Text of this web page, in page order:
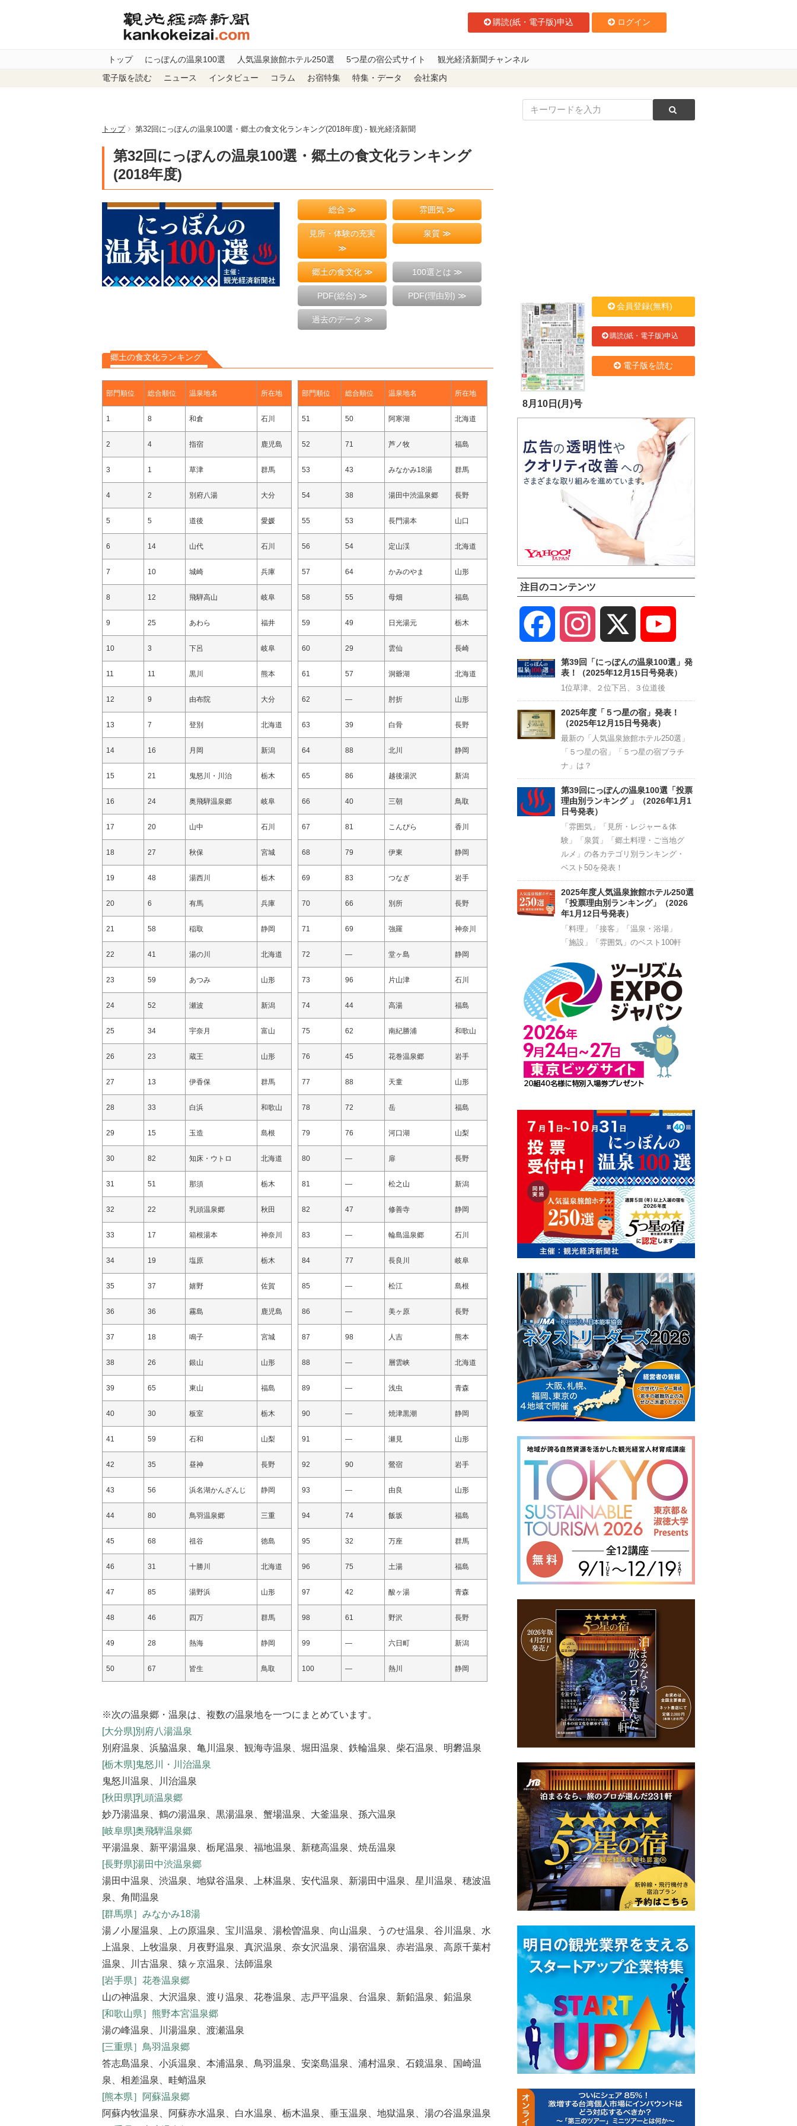
購読(紙・電子版)申込 ログイン
トップ にっぽんの温泉100選 人気温泉旅館ホテル250選 5つ星の宿公式サイト 観光経済新聞チャンネル
電子版を読む ニュース インタビュー コラム お宿特集 特集・データ 会社案内
トップ 第32回にっぽんの温泉100選・郷土の食文化ランキング(2018年度) - 観光経済新聞
第32回にっぽんの温泉100選・郷土の食文化ランキング
(2018年度)
総合 ≫ 雰囲気 ≫
見所・体験の充実
≫
泉質 ≫
郷土の食文化 ≫ 100選とは ≫
PDF(総合) ≫ PDF(理由別) ≫
過去のデータ ≫
郷土の食文化ランキング
部門順位 総合順位 温泉地名 所在地
1 8 和倉 石川
2 4 指宿 鹿児島
3 1 草津 群馬
4 2 別府八湯 大分
5 5 道後 愛媛
6 14 山代 石川
7 10 城崎 兵庫
8 12 飛騨高山 岐阜
9 25 あわら 福井
10 3 下呂 岐阜
11 11 黒川 熊本
12 9 由布院 大分
13 7 登別 北海道
14 16 月岡 新潟
15 21 鬼怒川・川治 栃木
16 24 奥飛騨温泉郷 岐阜
17 20 山中 石川
18 27 秋保 宮城
19 48 湯西川 栃木
20 6 有馬 兵庫
21 58 稲取 静岡
22 41 湯の川 北海道
23 59 あつみ 山形
24 52 瀬波 新潟
25 34 宇奈月 富山
26 23 蔵王 山形
27 13 伊香保 群馬
28 33 白浜 和歌山
29 15 玉造 島根
30 82 知床・ウトロ 北海道
31 51 那須 栃木
32 22 乳頭温泉郷 秋田
33 17 箱根湯本 神奈川
34 19 塩原 栃木
35 37 嬉野 佐賀
36 36 霧島 鹿児島
37 18 鳴子 宮城
38 26 銀山 山形
39 65 東山 福島
40 30 板室 栃木
41 59 石和 山梨
42 35 昼神 長野
43 56 浜名湖かんざんじ 静岡
44 80 鳥羽温泉郷 三重
45 68 祖谷 徳島
46 31 十勝川 北海道
47 85 湯野浜 山形
48 46 四万 群馬
49 28 熱海 静岡
50 67 皆生 鳥取
部門順位 総合順位 温泉地名 所在地
51 50 阿寒湖 北海道
52 71 芦ノ牧 福島
53 43 みなかみ18湯 群馬
54 38 湯田中渋温泉郷 長野
55 53 長門湯本 山口
56 54 定山渓 北海道
57 64 かみのやま 山形
58 55 母畑 福島
59 49 日光湯元 栃木
60 29 雲仙 長崎
61 57 洞爺湖 北海道
62 — 肘折 山形
63 39 白骨 長野
64 88 北川 静岡
65 86 越後湯沢 新潟
66 40 三朝 鳥取
67 81 こんぴら 香川
68 79 伊東 静岡
69 83 つなぎ 岩手
70 66 別所 長野
71 69 強羅 神奈川
72 — 堂ヶ島 静岡
73 96 片山津 石川
74 44 高湯 福島
75 62 南紀勝浦 和歌山
76 45 花巻温泉郷 岩手
77 88 天童 山形
78 72 岳 福島
79 76 河口湖 山梨
80 — 扉 長野
81 — 松之山 新潟
82 47 修善寺 静岡
83 — 輪島温泉郷 石川
84 77 長良川 岐阜
85 — 松江 島根
86 — 美ヶ原 長野
87 98 人吉 熊本
88 — 層雲峡 北海道
89 — 浅虫 青森
90 — 焼津黒潮 静岡
91 — 瀬見 山形
92 90 鶯宿 岩手
93 — 由良 山形
94 74 飯坂 福島
95 32 万座 群馬
96 75 土湯 福島
97 42 酸ヶ湯 青森
98 61 野沢 長野
99 — 六日町 新潟
100 — 熱川 静岡
※次の温泉郷・温泉は、複数の温泉地を一つにまとめています。
[大分県]別府八湯温泉
別府温泉、浜脇温泉、亀川温泉、観海寺温泉、堀田温泉、鉄輪温泉、柴石温泉、明礬温泉
[栃木県]鬼怒川・川治温泉
鬼怒川温泉、川治温泉
[秋田県]乳頭温泉郷
妙乃湯温泉、鶴の湯温泉、黒湯温泉、蟹場温泉、大釜温泉、孫六温泉
[岐阜県]奥飛騨温泉郷
平湯温泉、新平湯温泉、栃尾温泉、福地温泉、新穂高温泉、焼岳温泉
[長野県]湯田中渋温泉郷
湯田中温泉、渋温泉、地獄谷温泉、上林温泉、安代温泉、新湯田中温泉、星川温泉、穂波温
泉、角間温泉
[群馬県］みなかみ18湯
湯ノ小屋温泉、上の原温泉、宝川温泉、湯桧曽温泉、向山温泉、うのせ温泉、谷川温泉、水
上温泉、上牧温泉、月夜野温泉、真沢温泉、奈女沢温泉、湯宿温泉、赤岩温泉、高原千葉村
温泉、川古温泉、猿ヶ京温泉、法師温泉
[岩手県］花巻温泉郷
山の神温泉、大沢温泉、渡り温泉、花巻温泉、志戸平温泉、台温泉、新鉛温泉、鉛温泉
[和歌山県］熊野本宮温泉郷
湯の峰温泉、川湯温泉、渡瀬温泉
[三重県］鳥羽温泉郷
答志島温泉、小浜温泉、本浦温泉、鳥羽温泉、安楽島温泉、浦村温泉、石鏡温泉、国崎温
泉、相差温泉、畦蛸温泉
[熊本県］阿蘇温泉郷
阿蘇内牧温泉、阿蘇赤水温泉、白水温泉、栃木温泉、垂玉温泉、地獄温泉、湯の谷温泉温泉
8月10日(月)号
会員登録(無料)
購読(紙・電子版)申込
電子版を読む
注目のコンテンツ
Facebook Instagram
Channel
第39回「にっぽんの温泉100選」発
表！（2025年12月15日号発表）
1位草津、２位下呂、３位道後
2025年度「５つ星の宿」発表！
（2025年12月15日号発表）
最新の「人気温泉旅館ホテル250選」
「５つ星の宿」「５つ星の宿プラチ
ナ」は？
第39回にっぽんの温泉100選「投票
理由別ランキング 」（2026年1月1
日号発表）
「雰囲気」「見所・レジャー＆体
験」「泉質」「郷土料理・ご当地グ
ルメ」の各カテゴリ別ランキング・
ベスト50を発表！
2025年度人気温泉旅館ホテル250選
「投票理由別ランキング」（2026
年1月12日号発表）
「料理」「接客」「温泉・浴場」
「施設」「雰囲気」のベスト100軒